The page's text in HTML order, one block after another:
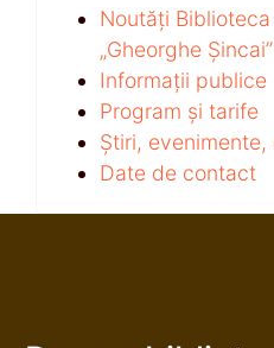
Noutăți
„Gheorghe Șincai”
Informații publice
Program și tarife
Știri,
Date de contact